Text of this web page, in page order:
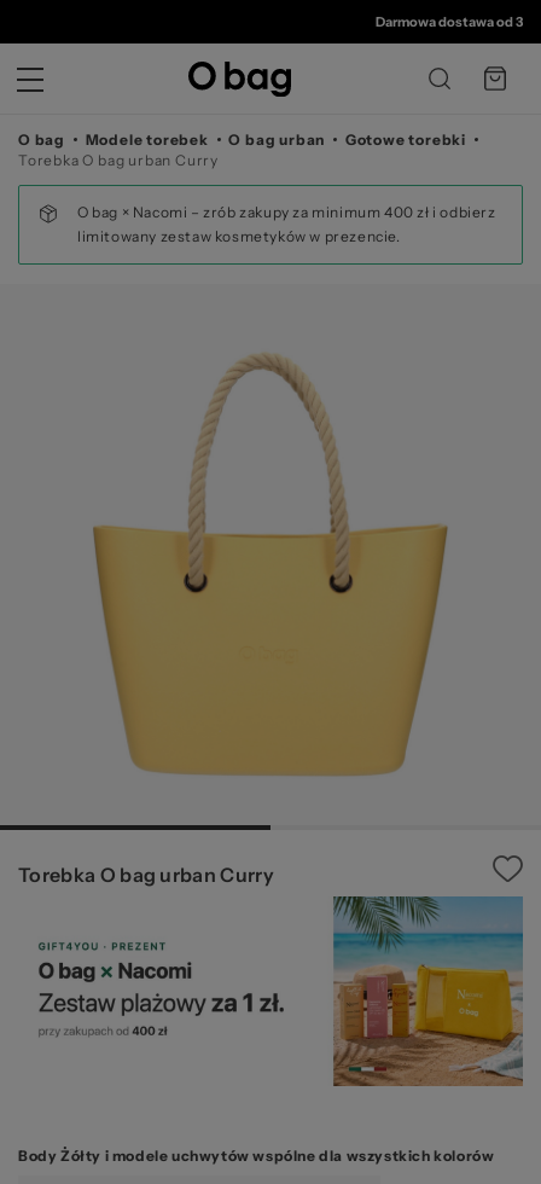
©
Darmowa dostawa od 350 zł•
O bag Modele torebek O bag urban
Gotowe torebki
Torebka O bag urban Curry
O bag × Nacomi – zrób zakupy za minimum 400 zł i odbierz
limitowany zestaw kosmetyków w prezencie.
Torebka O bag urban Curry
Body Żółty i modele uchwytów wspólne dla wszystkich kolorów